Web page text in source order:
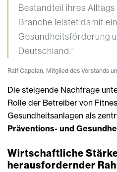
Bestandteil ihres
Branche leistet damit
Gesundheitsförderung
Deutschland.“
Ralf Capelan, Mitglied des Vorstands
Die steigende Nachfrage
Rolle der Betreiber von
Gesundheitsanlagen als
Präventions- und
Wirtschaftliche
herausfordernder